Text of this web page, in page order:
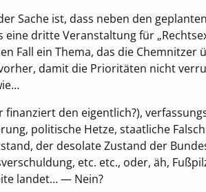
Sache ist, dass neben den
eine dritte Veranstaltung für
Fall ein Thema, das die
damit die Prioritäten nicht
finanziert den eigentlich?),
politische Hetze, staatliche
der desolate Zustand der
etc. etc., oder, äh,
landet… — Nein?